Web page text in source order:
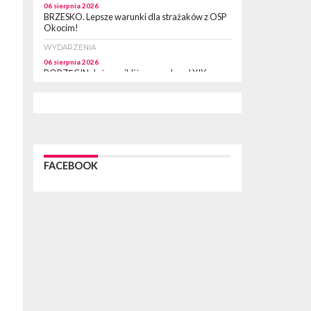
06 sierpnia 2026
BRZESKO. Lepsze warunki dla strażaków z OSP
Okocim!
WYDARZENIA
06 sierpnia 2026
BORZĘCIN. Już w najbliższy weekend XIX
WYDARZENIA
FACEBOOK